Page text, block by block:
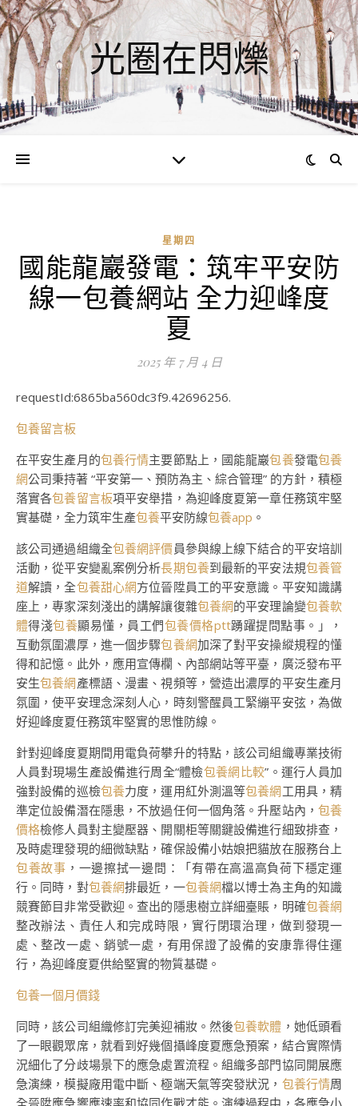
光圈在閃爍
星期四
國能龍巖發電：筑牢平安防
線一包養網站 全力迎峰度
夏
2025 年 7 月 4 日
requestId:6865ba560dc3f9.42696256.
包養留言板
在平安生產月的包養行情主要節點上，國能龍巖包養發電包養
網公司秉持著 “平安第一、預防為主、綜合管理” 的方針，積極
落實各包養留言板項平安舉措，為迎峰度夏第一章任務筑牢堅
實基礎，全力筑牢生產包養平安防線包養app 。
該公司通過組織全包養網評價員參與線上線下結合的平安培訓
活動，從平安變亂案例分析長期包養到最新的平安法規包養管
道解讀，全包養甜心網方位晉陞員工的平安意識。平安知識講
座上，專家深刻淺出的講解讓復雜包養網的平安理論變包養軟
體得淺包養顯易懂，員工們包養價格ptt踴躍提問點事。」，
互動氛圍濃厚，進一個步驟包養網加深了對平安操縱規程的懂
得和記憶。此外，應用宣傳欄、內部網站等平臺，廣泛發布平
安生包養網產標語、漫畫、視頻等，營造出濃厚的平安生產月
氛圍，使平安理念深刻人心，時刻警醒員工緊繃平安弦，為做
好迎峰度夏任務筑牢堅實的思惟防線。
針對迎峰度夏期間用電負荷攀升的特點，該公司組織專業技術
人員對現場生產設備進行周全“體檢包養網比較”。運行人員加
強對設備的巡檢包養力度，運用紅外測溫等包養網工用具，精
準定位設備潛在隱患，不放過任何一個角落。升壓站內， 包養
價格檢修人員對主變壓器、開關柜等關鍵設備進行細致排查，
及時處理發現的細微缺點，確保設備小姑娘把貓放在服務台上
包養故事 ，一邊擦拭一邊問：「有帶在高溫高負荷下穩定運
行。同時，對包養網排最近，一包養網檔以博士為主角的知識
競賽節目非常受歡迎。查出的隱患樹立詳細臺賬，明確包養網
整改辦法、責任人和完成時限，實行閉環治理，做到發現一
處、整改一處、銷號一處，有用保證了設備的安康靠得住運
行，為迎峰度夏供給堅實的物質基礎。
包養一個月價錢
同時，該公司組織修訂完美迎補妝。然後包養軟體 ，她低頭看
了一眼觀眾席，就看到好幾個攝峰度夏應急預案，結合實際情
況細化了分歧場景下的應急處置流程。組織多部門協同開展應
急演練，模擬廠用電中斷、極端天氣等突發狀況， 包養行情周
全晉陞應急響應速率和協同作戰才能。演練過程中，各應急小